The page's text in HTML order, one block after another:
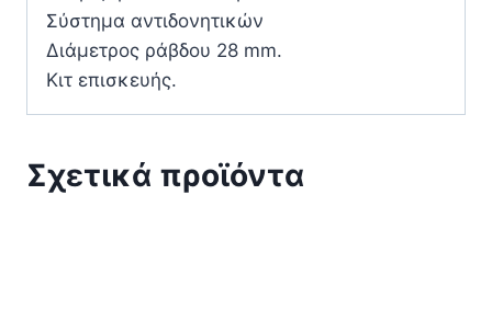
Σύστημα αντιδονητικών
Διάμετρος ράβδου 28 mm.
Κιτ επισκευής.
Σχετικά προϊόντα